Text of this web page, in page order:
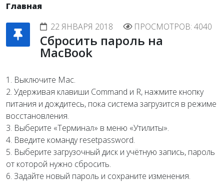
Главная
22 ЯНВАРЯ 2018
ПРОСМОТРОВ: 4040
Сбросить пароль на
MacBook
1. Выключите Mac.
2. Удерживая клавиши Command и R, нажмите кнопку
питания и дождитесь, пока система загрузится в режиме
восстановления.
3. Выберите «Терминал» в меню «Утилиты».
4. Введите команду resetpassword.
5. Выберите загрузочный диск и учётную запись, пароль
от которой нужно сбросить.
6. Задайте новый пароль и сохраните изменения.